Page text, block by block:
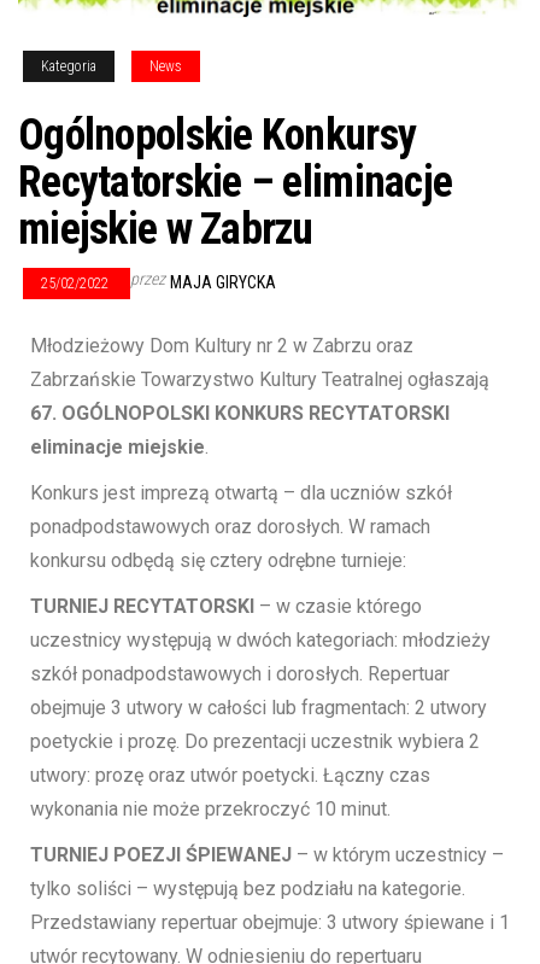
Kategoria News
Ogólnopolskie Konkursy
Recytatorskie – eliminacje
miejskie w Zabrzu
25/02/2022 przez MAJA GIRYCKA
Młodzieżowy Dom Kultury nr 2 w Zabrzu oraz
Zabrzańskie Towarzystwo Kultury Teatralnej ogłaszają
67. OGÓLNOPOLSKI KONKURS RECYTATORSKI
eliminacje miejskie.
Konkurs jest imprezą otwartą – dla uczniów szkół
ponadpodstawowych oraz dorosłych. W ramach
konkursu odbędą się cztery odrębne turnieje:
TURNIEJ RECYTATORSKI – w czasie którego
uczestnicy występują w dwóch kategoriach: młodzieży
szkół ponadpodstawowych i dorosłych. Repertuar
obejmuje 3 utwory w całości lub fragmentach: 2 utwory
poetyckie i prozę. Do prezentacji uczestnik wybiera 2
utwory: prozę oraz utwór poetycki. Łączny czas
wykonania nie może przekroczyć 10 minut.
TURNIEJ POEZJI ŚPIEWANEJ – w którym uczestnicy –
tylko soliści – występują bez podziału na kategorie.
Przedstawiany repertuar obejmuje: 3 utwory śpiewane i 1
utwór recytowany. W odniesieniu do repertuaru